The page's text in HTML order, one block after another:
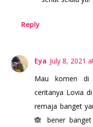
Reply
Eya July 8, 2021
Mau komen di
ceritanya Lovia
remaja banget
🙈 bener